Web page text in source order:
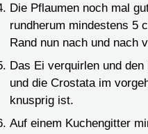
Die Pflaumen noch mal
rundherum mindestens 5
Rand nun nach und nach
Das Ei verquirlen und
und die Crostata im
knusprig ist.
Auf einem Kuchengitter